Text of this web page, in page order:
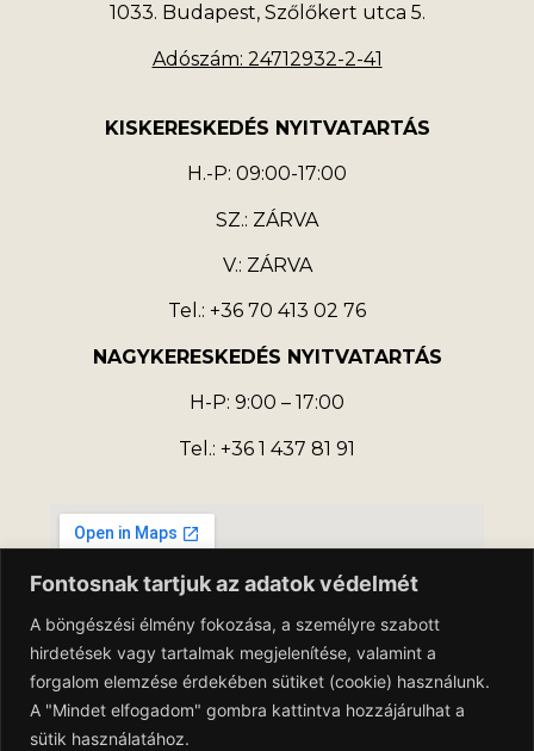
Fontosnak tartjuk az adatok védelmét
A böngészési élmény fokozása, a személyre szabott
hirdetések vagy tartalmak megjelenítése, valamint a
forgalom elemzése érdekében sütiket (cookie) használunk.
A "Mindet elfogadom" gombra kattintva hozzájárulhat a
sütik használatához.
1033. Budapest, Szőlőkert utca 5.
Adószám: 24712932-2-41
KISKERESKEDÉS NYITVATARTÁS
H.-P: 09:00-17:00
SZ.: ZÁRVA
V.: ZÁRVA
Tel.: +36 70 413 02 76
NAGYKERESKEDÉS NYITVATARTÁS
H-P: 9:00 – 17:00
Tel.: +36 1 437 81 91